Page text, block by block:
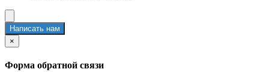
Написать нам
×
Форма обратной связи